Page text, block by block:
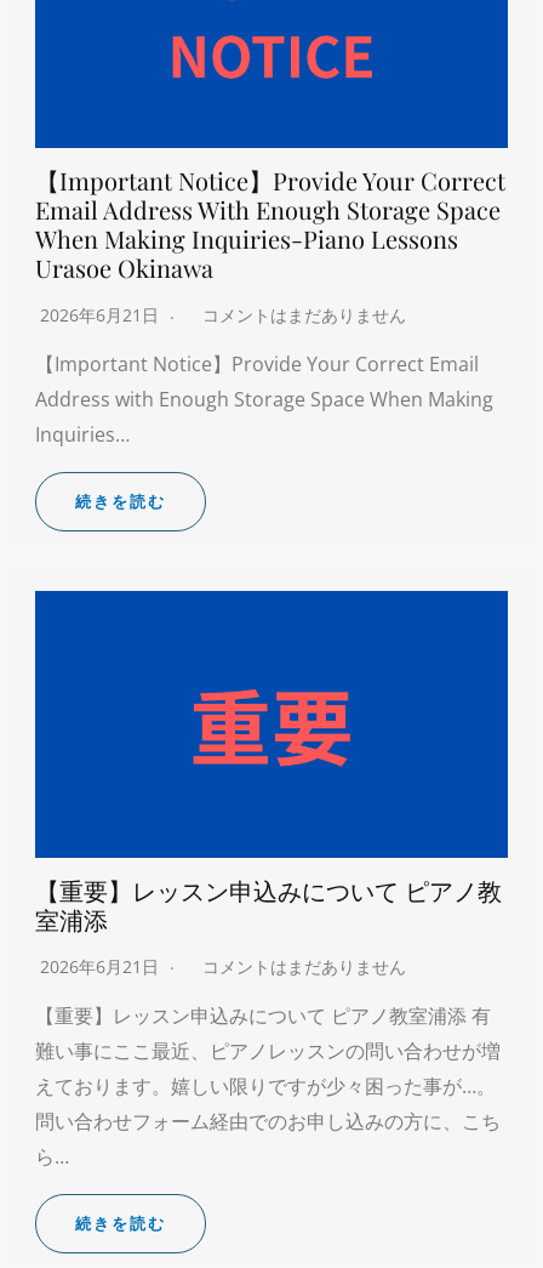
【Important Notice】Provide Your Correct
Email Address With Enough Storage Space
When Making Inquiries-Piano Lessons
Urasoe Okinawa
2026年6月21日 コメントはまだありません
【Important Notice】Provide Your Correct Email
Address with Enough Storage Space When Making
Inquiries…
続きを読む
【重要】レッスン申込みについて ピアノ教
室浦添
2026年6月21日 コメントはまだありません
【重要】レッスン申込みについて ピアノ教室浦添 有
難い事にここ最近、ピアノレッスンの問い合わせが増
えております。嬉しい限りですが少々困った事が…。
問い合わせフォーム経由でのお申し込みの方に、こち
ら…
続きを読む